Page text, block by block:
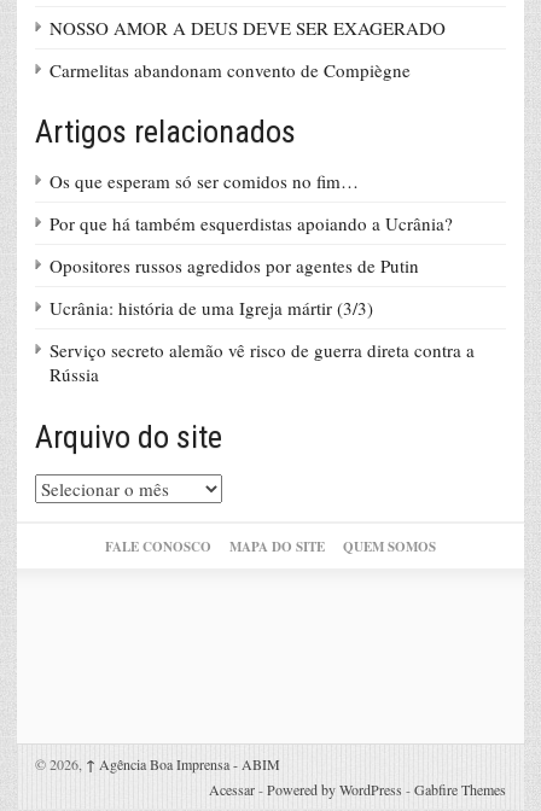
NOSSO AMOR A DEUS DEVE SER EXAGERADO
Carmelitas abandonam convento de Compiègne
Artigos relacionados
Os que esperam só ser comidos no fim…
Por que há também esquerdistas apoiando a Ucrânia?
Opositores russos agredidos por agentes de Putin
Ucrânia: história de uma Igreja mártir (3/3)
Serviço secreto alemão vê risco de guerra direta contra a
Rússia
Arquivo do site
Arquivo
do
FALE CONOSCO MAPA DO SITE QUEM SOMOS
© 2026, ↑ Agência Boa Imprensa - ABIM
Acessar-Powered by WordPress -Gabfire Themes